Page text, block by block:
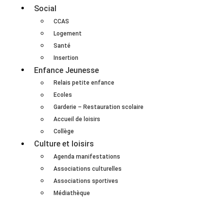
Social
CCAS
Logement
Santé
Insertion
Enfance Jeunesse
Relais petite enfance
Ecoles
Garderie – Restauration scolaire
Accueil de loisirs
Collège
Culture et loisirs
Agenda manifestations
Associations culturelles
Associations sportives
Médiathèque